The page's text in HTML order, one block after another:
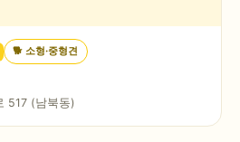
🐕 소형·중형견
517 (남북동)